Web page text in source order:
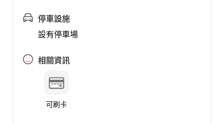
停車設施
設有停車場
相關資訊
可刷卡